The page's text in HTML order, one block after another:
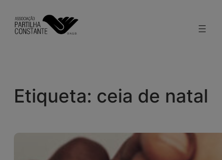
para
Etiqueta: ceia de natal